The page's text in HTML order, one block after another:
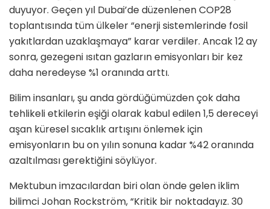
duyuyor. Geçen yıl Dubai’de düzenlenen COP28
toplantısında tüm ülkeler “enerji sistemlerinde fosil
yakıtlardan uzaklaşmaya” karar verdiler. Ancak 12 ay
sonra, gezegeni ısıtan gazların emisyonları bir kez
daha neredeyse %1 oranında arttı.
Bilim insanları, şu anda gördüğümüzden çok daha
tehlikeli etkilerin eşiği olarak kabul edilen 1,5 dereceyi
aşan küresel sıcaklık artışını önlemek için
emisyonların bu on yılın sonuna kadar %42 oranında
azaltılması gerektiğini söylüyor.
Mektubun imzacılardan biri olan önde gelen iklim
bilimci Johan Rockström, “Kritik bir noktadayız. 30